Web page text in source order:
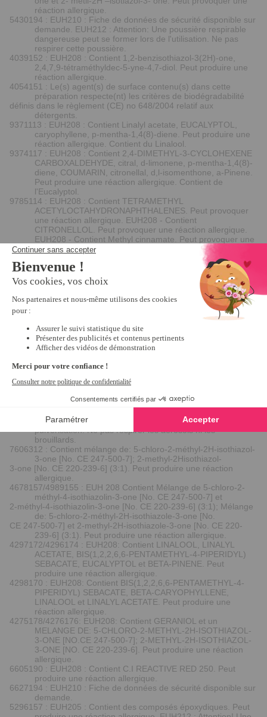
réaction allergique.
5430194 : EUH210 : Fiche de données de sécurité disponible sur
demande. EUH212 : Attention: Une poussière respirable
dangereuse peut se former lors de l'utilisation. Ne pas
respirer cette poussière.
4039152 : EUH208 : Contient 1,2-benzisothiazol-3(2H)-one,
2,4,7,9-tétraméthyldec-5-yne-4,7-diol. Peut produire une
réaction allergique.
4054151 : Le(s) agent(s) de surface contenu(s) dans cette
préparation respecte(nt) les critères de biodégradabilité
définis dans le règlement (CE) no 648/2004 relatif aux
détergents.
9371113 : EUH208 : Contient Linalyl acetate, EUCALYPTOL,
caryophyllene, p-mentha-1,4(8)-diene. Peut produire une
réaction allergique. Contient du Linalool.
9374117 : EUH208 : Contient 2,4-DIMETHYL-3-CYCLOHEXENE
CARBOXALDEHYDE, citral, d-limonene, p-mentha-1,4(8)-
diene, COUMARIN, citronellal, d,l-isomenthone, a-Pinene.
Peut produire une réaction allergique. Contient de
l'Eucalyptol.
9785114 : EUH208 : Contient TETRAMETHYL
ACETYLOCTAHYDRONAPHTHALENES. Peut provoquer
une réaction allergique. EUH208 - Contient
CITRONELLOL. Peut provoquer une réaction allergique.
EUH208 - Contient Methyl cinnamate. Peut provoquer une
réaction allergique.
ACETYLOCTAHYDRONAPHTHALENES. Peut provoquer
une réaction allergique. EUH208 - Contient
CITRONELLOL. Peut provoquer une réaction allergique.
EUH208 - Contient Methyl cinnamate. Peut provoquer une
2013498/ 3997491 : EUH 208 Contient benzisothiazolinone et
CMIT/MIT. Peut produire une réaction allergique. EUH 210
Fiche de données de sécurité disponible sur demande.
6159198/6160196/6161194 : EUH 208 - Contient 2-octyl-2H-
2-methyl-2H-isothiazol-3-one (3:1). Peut produire une
réaction allergique.
6179196 : EUH208 Contient 2-octyl-2H-isothiazole-3-one, 5-
isothiazol-3-one (3:1). Peut produire une réaction
respirables dangereuses peuvent se former lors de la
pulvérisation. Ne pas respirer les aérosols ni les
brouillards.
7606312 : Contient mélange de: 5-chloro-2-méthyl-2H-isothiazol-
3-one [No. CE 247-500-7]; 2-methyl-2Hisothiazol-
3-one [No. CE 220-239-6] (3:1). Peut produire une réaction
allergique.
4678157/4989155 : EUH 208 Contient Mélange de 5-chloro-2-
méthyl-4-isothiazolin-3-one [No. CE 247-500-7] et
2-méthyl-4-isothiazolin-3-one [No. CE 220-239-6] (3:1); Mélange
de: 5-chloro-2-méthyl-2H-isothiazole-3-one [No.
CE 247-500-7] et 2-methyl-2H-isothiazole-3-one [No. CE 220-
239-6] (3:1). Peut produire une réaction allergique.
4297172/4296174 : EUH208: Contient LINALOOL, LINALYL
ACETATE, BIS(1,2,2,6,6-PENTAMETHYL-4-PIPERIDYL)
SEBACATE, EUCALYPTOL et BETA-PINENE. Peut
produire une réaction allergique.
4298170 : EUH208: Contient BIS(1,2,2,6,6-PENTAMETHYL-4-
PIPERIDYL) SEBACATE, BETA-CARYOPHYLLENE,
LINALOOL et LINALYL ACETATE. Peut produire une
réaction allergique.
4275178/4276176: EUH208: Contient GERANIOL et un
MELANGE DE: 5-CHLORO-2-METHYL-2H-ISOTHIAZOL-
3-ONE [NO.CE 247-500-7]; 2-METHYL-2H-ISOTHIAZOL-
3-ONE [NO. CE 220-239-6]. Peut produire une réaction
allergique.
6605190 : EUH208 : Contient C.I REACTIVE RED 250. Peut
produire une réaction allergique.
6627194 : EUH210 : Fiche de données de sécurité disponible sur
demande.
5296157 : EUH205 : Contient des composés époxydiques. Peut